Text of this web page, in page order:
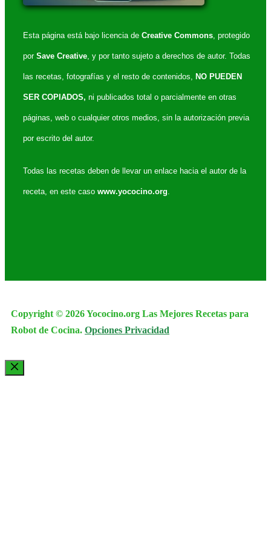
Esta página está bajo licencia de Creative Commons , protegido
por Save Creative , y por tanto sujeto a derechos de autor. Todas
las recetas, fotografías y el resto de contenidos, NO PUEDEN
SER COPIADOS, ni publicados total o parcialmente en otras
páginas, web o cualquier otros medios, sin la autorización previa
por escrito del autor.
Todas las recetas deben de llevar un enlace hacia el autor de la
receta, en este caso www.yococino.org
Copyright © 2026 Yococino.org Las Mejores Recetas para
Robot de Cocina. Opciones Privacidad
Cerrar